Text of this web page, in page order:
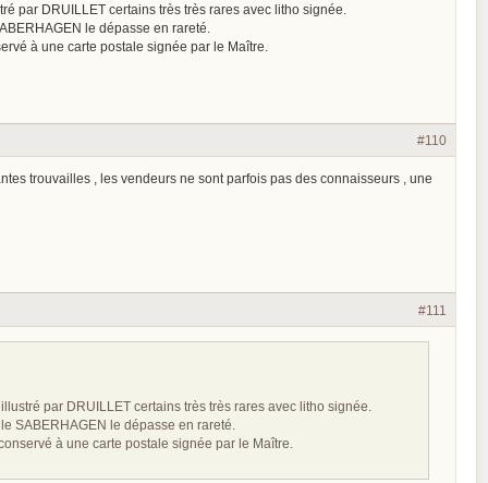
par DRUILLET certains très très rares avec litho signée.
le dépasse en rareté.
à une carte postale signée par le Maître.
#110
trouvailles , les vendeurs ne sont parfois pas des connaisseurs , une
#111
par DRUILLET certains très très rares avec litho signée.
SABERHAGEN le dépasse en rareté.
à une carte postale signée par le Maître.